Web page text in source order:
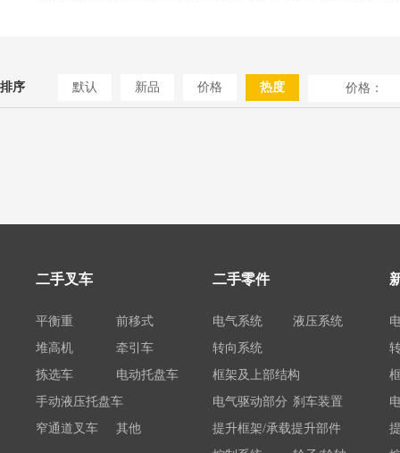
排序 默认 新品 价格 热度 价格：
二手叉车
平衡重
前移式
堆高机
牵引车
拣选车
电动托盘车
手动液压托盘车
窄通道叉车
其他
二手零件
电气系统
液压系统
转向系统
框架及上部结构
电气驱动部分 刹车装置
提升框架/承载提升部件